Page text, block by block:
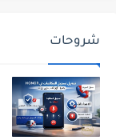
شروحات